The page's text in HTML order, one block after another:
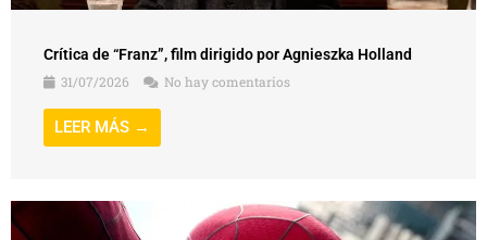
Crítica de “Franz”, film dirigido por Agnieszka Holland
31/07/2026
No hay comentarios
LEER MÁS →